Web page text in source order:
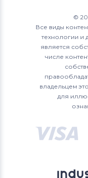
©
Все виды
технологии и
является
числе
владельцем
для